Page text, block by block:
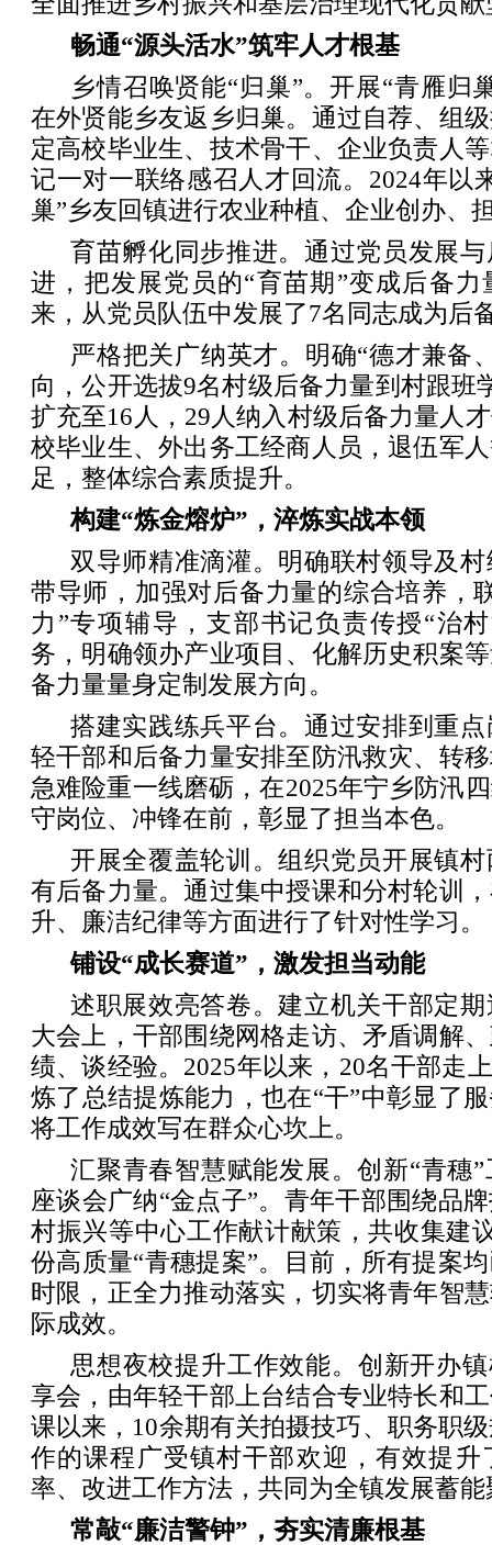
畅通“源头活水”筑牢人才根基
乡情召唤贤能“归巢”。开展“青雁归
在外贤能乡友返乡归巢。通过自荐、组
定高校毕业生、技术骨干、企业负责人
记一对一联络感召人才回流。2024年以
巢”乡友回镇进行农业种植、企业创办、
育苗孵化同步推进。通过党员发展
进，把发展党员的“育苗期”变成后备力
来，从党员队伍中发展了7名同志成为后
严格把关广纳英才。明确“德才兼备
向，公开选拔9名村级后备力量到村跟班
扩充至16人，29人纳入村级后备力量人
校毕业生、外出务工经商人员，退伍军
足，整体综合素质提升。
构建“炼金熔炉”，淬炼实战本领
双导师精准滴灌。明确联村领导及
带导师，加强对后备力量的综合培养，
力”专项辅导，支部书记负责传授“治
务，明确领办产业项目、化解历史积案
备力量量身定制发展方向。
搭建实践练兵平台。通过安排到重
轻干部和后备力量安排至防汛救灾、转
急难险重一线磨砺，在2025年宁乡防汛
守岗位、冲锋在前，彰显了担当本色。
开展全覆盖轮训。组织党员开展镇
有后备力量。通过集中授课和分村轮训
升、廉洁纪律等方面进行了针对性学习。
铺设“成长赛道”，激发担当动能
述职展效亮答卷。建立机关干部定
大会上，干部围绕网格走访、矛盾调解
绩、谈经验。2025年以来，20名干部走
炼了总结提炼能力，也在“干”中彰显了
将工作成效写在群众心坎上。
汇聚青春智慧赋能发展。创新“青穗
座谈会广纳“金点子”。青年干部围绕品
村振兴等中心工作献计献策，共收集建
份高质量“青穗提案”。目前，所有提案
时限，正全力推动落实，切实将青年智
际成效。
思想夜校提升工作效能。创新开办
享会，由年轻干部上台结合专业特长和
课以来，10余期有关拍摄技巧、职务职
作的课程广受镇村干部欢迎，有效提升
率、改进工作方法，共同为全镇发展蓄能
常敲“廉洁警钟”，夯实清廉根基